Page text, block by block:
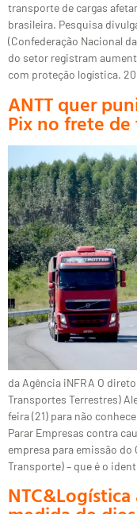
transporte de cargas
brasileira. Pesquisa
(Confederação Nacional
do setor registram
com proteção logística.
ANTT quer
Pix no frete
da Agência iNFRA O
Transportes Terrestres)
feira (21) para não
Parar Empresas contra
empresa para emissão
Transporte) – que é o